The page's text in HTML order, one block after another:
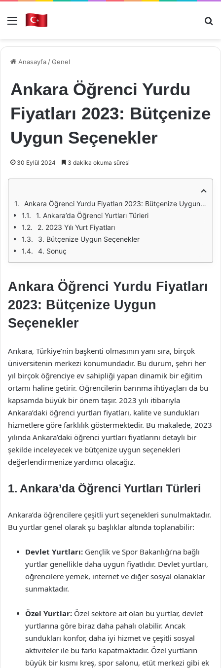
Menü
Anasayfa /Genel
Ankara Öğrenci Yurdu
Fiyatları 2023: Bütçenize
Uygun Seçenekler
30 Eylül 2024 3 dakika okuma süresi
Ankara Öğrenci Yurdu Fiyatları 2023: Bütçenize Uygun Seçenekler
1. Ankara’da Öğrenci Yurtları Türleri
2. 2023 Yılı Yurt Fiyatları
3. Bütçenize Uygun Seçenekler
4. Sonuç
Ankara Öğrenci Yurdu Fiyatları
2023: Bütçenize Uygun
Seçenekler
Ankara, Türkiye’nin başkenti olmasının yanı sıra, birçok
üniversitenin merkezi konumundadır. Bu durum, şehri her
yıl birçok öğrenciye ev sahipliği yapan dinamik bir eğitim
ortamı haline getirir. Öğrencilerin barınma ihtiyaçları da bu
kapsamda büyük bir önem taşır. 2023 yılı itibarıyla
Ankara’daki öğrenci yurtları fiyatları, kalite ve sundukları
hizmetlere göre farklılık göstermektedir. Bu makalede, 2023
yılında Ankara’daki öğrenci yurtları fiyatlarını detaylı bir
şekilde inceleyecek ve bütçenize uygun seçenekleri
değerlendirmenize yardımcı olacağız.
1. Ankara’da Öğrenci Yurtları Türleri
Ankara’da öğrencilere çeşitli yurt seçenekleri sunulmaktadır.
Bu yurtlar genel olarak şu başlıklar altında toplanabilir:
Devlet Yurtları: Gençlik ve Spor Bakanlığı’na bağlı
yurtlar genellikle daha uygun fiyatlıdır. Devlet yurtları,
öğrencilere yemek, internet ve diğer sosyal olanaklar
sunmaktadır.
Özel Yurtlar: Özel sektöre ait olan bu yurtlar, devlet
yurtlarına göre biraz daha pahalı olabilir. Ancak
sundukları konfor, daha iyi hizmet ve çeşitli sosyal
aktiviteler ile bu farkı kapatmaktadır. Özel yurtların
büyük bir kısmı kreş, spor salonu, etüt merkezi gibi ek